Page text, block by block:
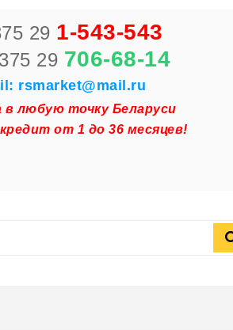
29 1-543-543
375 29 706-68-14
rsmarket@mail.ru
в любую точку Беларуси
от 1 до 36 месяцев!